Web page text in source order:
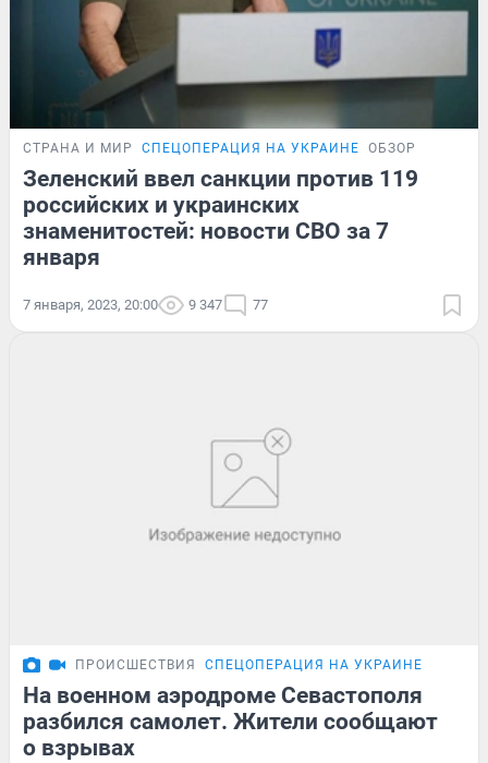
СТРАНА И МИР СПЕЦОПЕРАЦИЯ НА УКРАИНЕ ОБЗОР
Зеленский ввел санкции против 119
российских и украинских
знаменитостей: новости СВО за 7
января
7 января, 2023, 20:00 9 347 77
ПРОИСШЕСТВИЯ СПЕЦОПЕРАЦИЯ НА УКРАИНЕ
На военном аэродроме Севастополя
разбился самолет. Жители сообщают
о взрывах